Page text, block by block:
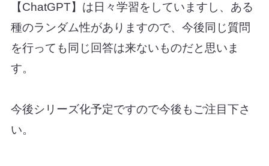
【ChatGPT】は日々学習をしていますし、ある
種のランダム性がありますので、今後同じ質問
を行っても同じ回答は来ないものだと思いま
す。
今後シリーズ化予定ですので今後もご注目下さ
い。